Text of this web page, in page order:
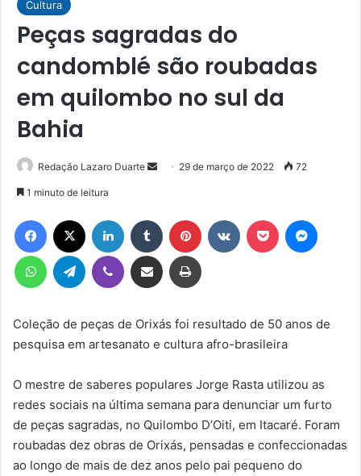
Cultura
Peças sagradas do
candomblé são roubadas
em quilombo no sul da
Bahia
Redação Lazaro Duarte
Mande
mail
29 de março de 2022 72
1 minuto de leitura
Facebook Linkedin Tumblr Pinterest Pocket
WhatsAppTelegram Viber Compartilhar via e-mail Imprimir
Coleção de peças de Orixás foi resultado de 50 anos de
pesquisa em artesanato e cultura afro-brasileira
O mestre de saberes populares Jorge Rasta utilizou as
redes sociais na última semana para denunciar um furto
de peças sagradas, no Quilombo D’Oiti, em Itacaré. Foram
roubadas dez obras de Orixás, pensadas e confeccionadas
ao longo de mais de dez anos pelo pai pequeno do